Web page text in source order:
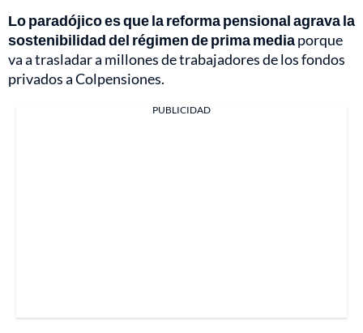
Lo paradójico es que la reforma pensional agrava la
sostenibilidad del régimen de prima mediaporque
va a trasladar a millones de trabajadores de los fondos
privados a Colpensiones.
PUBLICIDAD